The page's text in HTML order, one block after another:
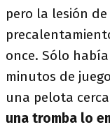
pero la lesión
once. Sólo
minutos de
una pelota
una tromba lo